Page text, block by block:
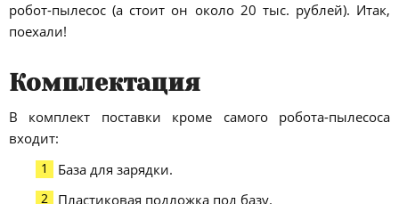
робот-пылесос (а стоит он около 20 тыс. рублей). Итак,
поехали!
Комплектация
В комплект поставки кроме самого робота-пылесоса
входит:
База для зарядки.
Пластиковая подложка под базу.